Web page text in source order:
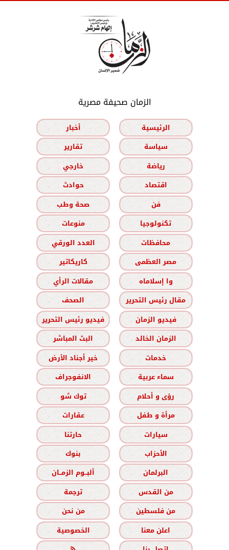
الزمان صحيفة مصرية
الرئيسية
أخبار
سياسة
تقارير
رياضة
خارجي
اقتصاد
حوادث
فن
صحة وطب
تكنولوجيا
منوعات
محافظات
العدد الورقي
مصر العظمى
كاريكاتير
وا إسلاماه
مقالات الرأي
مقال رئيس التحرير
الصحف
فيديو الزمان
فيديو رئيس التحرير
الزمان الخالد
البث المباشر
خدمات
خير أجناد الأرض
سماء عربية
الانفوجراف
رؤى و أحلام
توك شو
مرأة و طفل
عقارات
سيارات
حارتنا
الأحزاب
بنوك
البرلمان
ألبــوم الزمــان
من القدس
ترجمة
من فلسطين
من نحن
اعلن معنا
الخصوصية